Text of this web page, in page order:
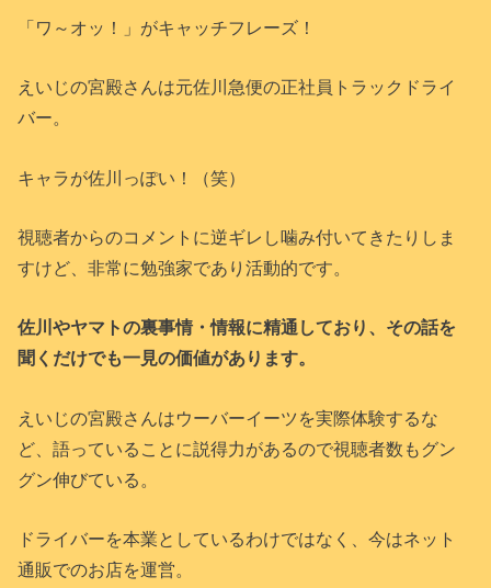
「ワ～オッ！」がキャッチフレーズ！
えいじの宮殿さんは元佐川急便の正社員トラックドライ
バー。
キャラが佐川っぽい！（笑）
視聴者からのコメントに逆ギレし噛み付いてきたりしま
すけど、非常に勉強家であり活動的です。
佐川やヤマトの裏事情・情報に精通しており、その話を
聞くだけでも一見の価値があります。
えいじの宮殿さんはウーバーイーツを実際体験するな
ど、語っていることに説得力があるので視聴者数もグン
グン伸びている。
ドライバーを本業としているわけではなく、今はネット
通販でのお店を運営。